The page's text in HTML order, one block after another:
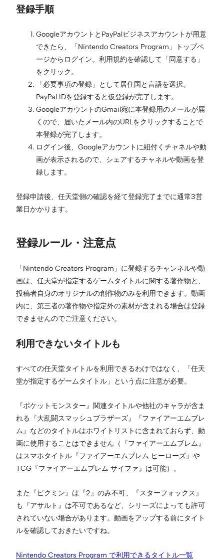
登録手順
GoogleアカウントとPayPalビジネスアカウントが用意
できたら、「Nintendo Creators Program」トップペ
ージからログイン。利用規約を確認して「同意する」
をクリック。
「必要事項の登録」として居住国と言語を選択。
PayPal IDを登録すると仮登録が完了します。
GoogleアカウントのGmail宛に本登録用のメールが届
くので、届いたメール内のURLをクリックすることで
本登録が完了します。
ログイン後、Googleアカウントに紐付くチャネルや動
画が表示されるので、シェアするチャネルや動画を登
録します。
登録申請後、任天堂側の確認を経て登録完了までに通常3営
業日かかります。
登録ルール・注意点
「Nintendo Creators Program」に登録するチャンネルや動
画は、任天堂が指定するゲームタイトルに関する著作物と、
投稿者自身のオリジナルの創作物のみを利用できます。動画
内に、第三者の著作物や指定外の素材が含まれる場合は登録
できませんのでご注意ください。
利用できないタイトルも
すべての任天堂タイトルを利用できるわけではなく、「任天
堂が指定するゲームタイトル」という点に注意が必要。
『ポケットモンスター』関連タイトルや他社のキャラが含ま
れる『大乱闘スマッシュブラザーズ』『ファイアーエムブレ
ム』などのタイトルはホワイトリストに含まれておらず、動
画に使用することはできません（『ファイアーエムブレム』
はスマホタイトル『ファイアーエムブレム ヒーローズ』や
TCG『ファイアーエムブレム サイファ』は可能）。
また『ピクミン』は『2』のみ不可、『スターフォックス』
も『アサルト』は不可であるなど、シリーズによっても許可
されていない場合があります。動画をアップする前にタイト
ルを確認しておきたいですね。
Nintendo Creators Program で利用できるタイトル一覧